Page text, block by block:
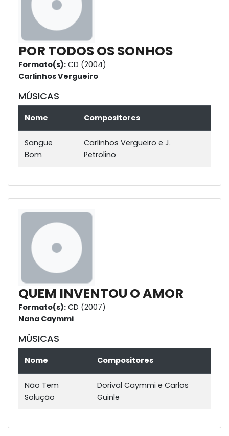
POR TODOS OS SONHOS
Formato(s): CD (2004)
Carlinhos Vergueiro
MÚSICAS
Nome Compositores
Sangue
Bom
Carlinhos Vergueiro e J.
Petrolino
QUEM INVENTOU O AMOR
Formato(s): CD (2007)
Nana Caymmi
MÚSICAS
Nome Compositores
Não Tem
Solução
Dorival Caymmi e Carlos
Guinle